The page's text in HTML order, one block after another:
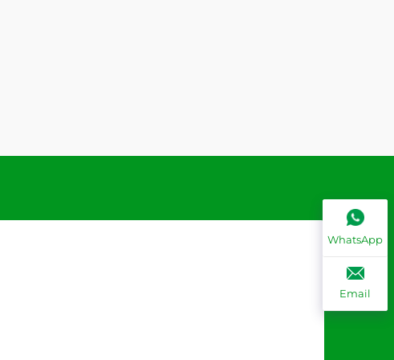
WhatsApp
Email